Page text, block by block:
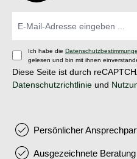
Ich habe die
gelesen und bin mit ihnen
Diese Seite ist durch
Datenschutzrichtlinie und
Persönlicher
Ausgezeichnete Beratung